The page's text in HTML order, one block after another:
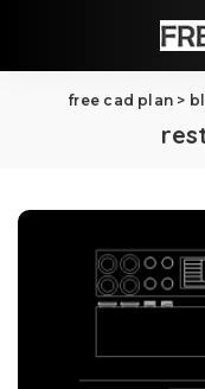
free cad plan >